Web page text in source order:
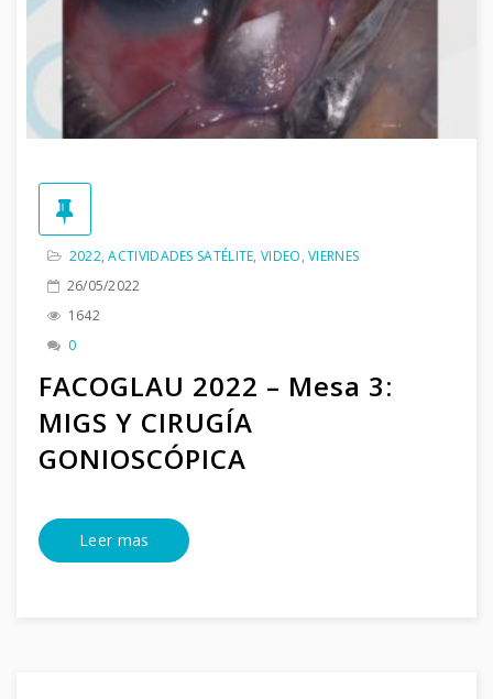
2022,ACTIVIDADES SATÉLITE,VIDEO,VIERNES
26/05/2022
1642
0
FACOGLAU 2022 – Mesa 3:
MIGS Y CIRUGÍA
GONIOSCÓPICA
Leer mas